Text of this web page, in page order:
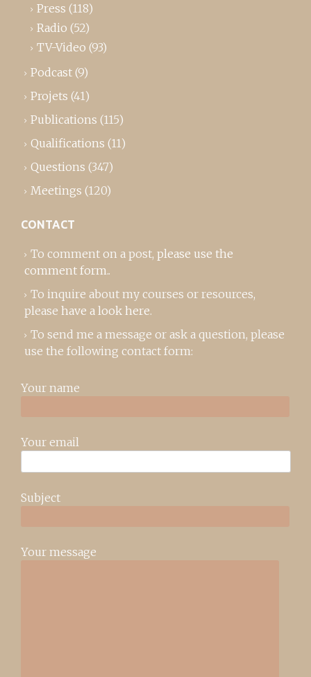
Press (118)
Radio (52)
TV-Video (93)
Podcast (9)
Projets (41)
Publications (115)
Qualifications (11)
Questions (347)
Meetings (120)
CONTACT
To comment on a post, please use the
comment form..
To inquire about my courses or resources,
please have a look here.
To send me a message or ask a question, please
use the following contact form:
Your name
Your email
Subject
Your message